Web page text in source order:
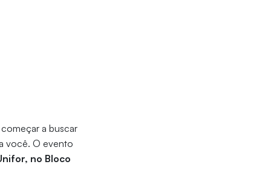
a buscar
você. O evento
no Bloco